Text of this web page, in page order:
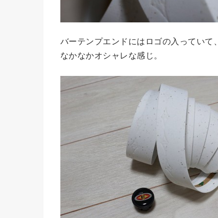
バーテンプエンドにはロゴの入っていて
なかなかオシャレな感じ。